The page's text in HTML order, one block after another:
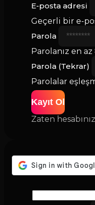
E-posta adresi
Geçerli bir e-
Parola
Parolanız en
Parola (Tekrar)
Parolalar
Kayıt Ol
Zaten